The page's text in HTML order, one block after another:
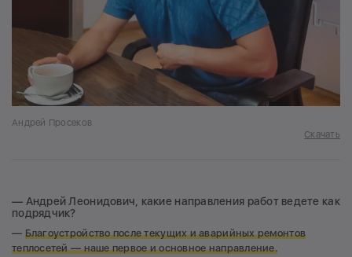
Андрей Просеков
Скачать
— Андрей Леонидович, какие направления работ ведете как
подрядчик?
— Благоустройство после текущих и аварийных ремонтов
теплосетей —наше первое и основное направление.